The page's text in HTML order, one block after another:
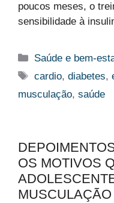
poucos meses, o
sensibilidade à
Categorias
Saúde e bem-
Etiquetas
cardio,diabetes,
musculação, saúde
OS MOTIVOS
MUSCULAÇÃO